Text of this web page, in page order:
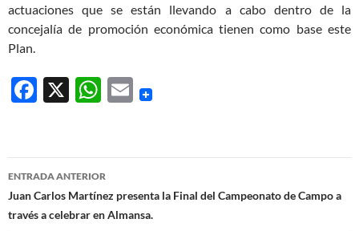
actuaciones que se están llevando a cabo dentro de la
concejalía de promoción económica tienen como base este
Plan.
F
b
o
o
X
W
s
A
p
E
Navegación
de
ENTRADA ANTERIOR
Juan Carlos Martínez presenta la Final del Campeonato de Campo a
través a celebrar en Almansa.